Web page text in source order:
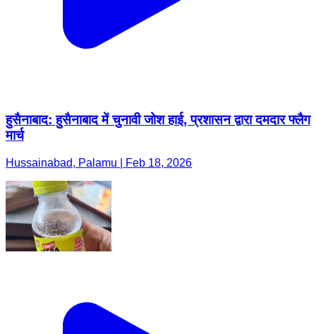
हुसैनाबाद: हुसैनाबाद में चुनावी जोश हाई, प्रशासन द्वारा दमदार फ्लैग
मार्च
Hussainabad, Palamu | Feb 18, 2026